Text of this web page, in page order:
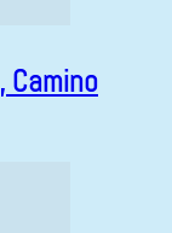
Camino